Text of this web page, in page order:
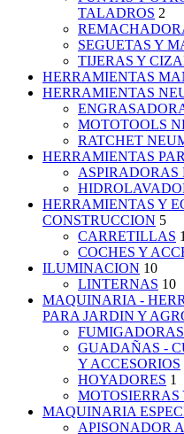
TALADROS 2
SEGUETAS Y
TIJERAS Y
HERRAMIENTAS
HERRAMIENTAS
MOTOTOOLS
RATCHET
HERRAMIENTAS
ASPIRADORAS
HERRAMIENTAS Y
CONSTRUCCION 5
CARRETILLAS 1
COCHES Y
ILUMINACION 10
LINTERNAS 10
MAQUINARIA -
PARA JARDIN Y
GUADAÑAS -
Y ACCESORIOS
HOYADORES 1
MOTOSIERRAS
MAQUINARIA
APISONADOR